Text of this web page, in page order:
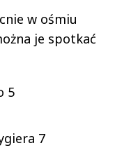
w ośmiu
je spotkać
5
7